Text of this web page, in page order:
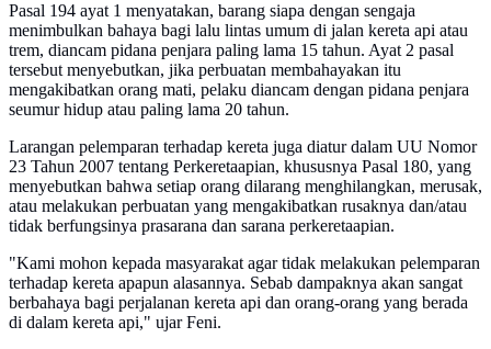
Pasal 194 ayat 1 menyatakan, barang siapa dengan sengaja
menimbulkan bahaya bagi lalu lintas umum di jalan kereta api atau
trem, diancam pidana penjara paling lama 15 tahun. Ayat 2 pasal
tersebut menyebutkan, jika perbuatan membahayakan itu
mengakibatkan orang mati, pelaku diancam dengan pidana penjara
seumur hidup atau paling lama 20 tahun.
Larangan pelemparan terhadap kereta juga diatur dalam UU Nomor
23 Tahun 2007 tentang Perkeretaapian, khususnya Pasal 180, yang
menyebutkan bahwa setiap orang dilarang menghilangkan, merusak,
atau melakukan perbuatan yang mengakibatkan rusaknya dan/atau
tidak berfungsinya prasarana dan sarana perkeretaapian.
"Kami mohon kepada masyarakat agar tidak melakukan pelemparan
terhadap kereta apapun alasannya. Sebab dampaknya akan sangat
berbahaya bagi perjalanan kereta api dan orang-orang yang berada
di dalam kereta api," ujar Feni.